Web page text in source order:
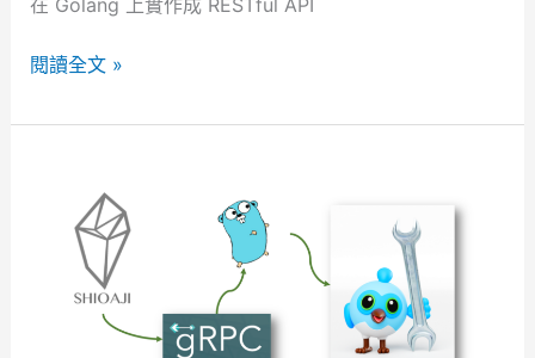
在 Golang 上實作成 RESTful API
2
2
閱讀全文 »